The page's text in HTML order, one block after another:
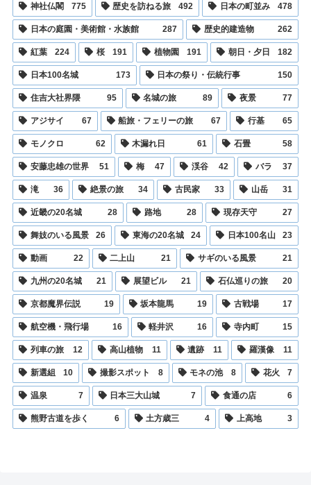
神社仏閣 775 歴史を訪ねる旅 492 日本の町並み 478
日本の庭園・美術館・水族館 287 歴史的建造物 262
紅葉 224 桜 191 植物園 191 朝日・夕日 182
日本100名城 173 日本の祭り・伝統行事 150
住吉大社界隈 95 名城の旅 89 夜景 77
アジサイ 67 船旅・フェリーの旅 67 行基 65
モノクロ 62 木漏れ日 61 石畳 58
安藤忠雄の世界 51 梅 47 渓谷 42 バラ 37
滝 36 絶景の旅 34 古民家 33 山岳 31
近畿の20名城 28 路地 28 現存天守 27
舞妓のいる風景 26 東海の20名城 24 日本100名山 23
動画 22 二上山 21 サギのいる風景 21
九州の20名城 21 展望ビル 21 石仏巡りの旅 20
京都魔界伝説 19 坂本龍馬 19 古戦場 17
航空機・飛行場 16 軽井沢 16 寺内町 15
列車の旅 12 高山植物 11 遺跡 11 羅漢像 11
新選組 10 撮影スポット 8 モネの池 8 花火 7
温泉 7 日本三大山城 7 食通の店 6
熊野古道を歩く 6 土方歳三 4 上高地 3